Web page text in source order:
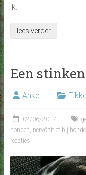
ik.
lees verder
Een
Anke
02/06/2017
honden, nervösitiet bij
reacties